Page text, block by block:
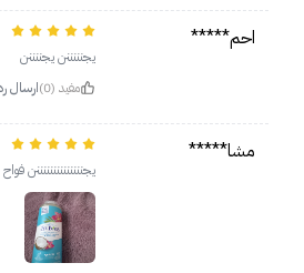
احم*****
يجنننننن يجننننن
مفيد (0)
ارسال
مشا*****
يجننننننننننننننن فواح